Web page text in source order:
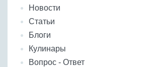
Новости
Статьи
Блоги
Кулинары
Вопрос - Ответ